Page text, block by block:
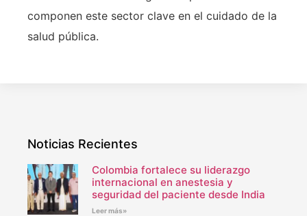
componen este sector clave en el cuidado de la
salud pública.
Noticias Recientes
Colombia fortalece su liderazgo
internacional en anestesia y
seguridad del paciente desde India
Leer más»